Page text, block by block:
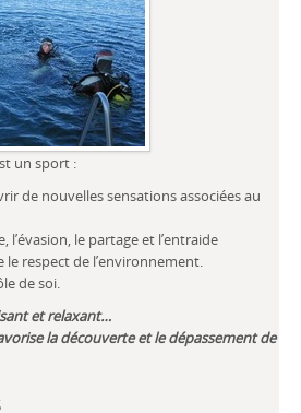
un sport :
de nouvelles sensations associées au
l’évasion, le partage et l’entraide
respect de l’environnement.
de soi.
et relaxant…
la découverte et le dépassement de